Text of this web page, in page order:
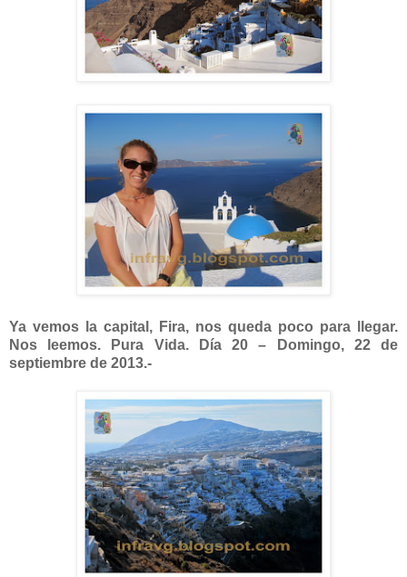
Ya vemos la capital, Fira, nos queda poco para llegar.
Nos leemos. Pura Vida. Día 20 – Domingo, 22 de
septiembre de 2013.-